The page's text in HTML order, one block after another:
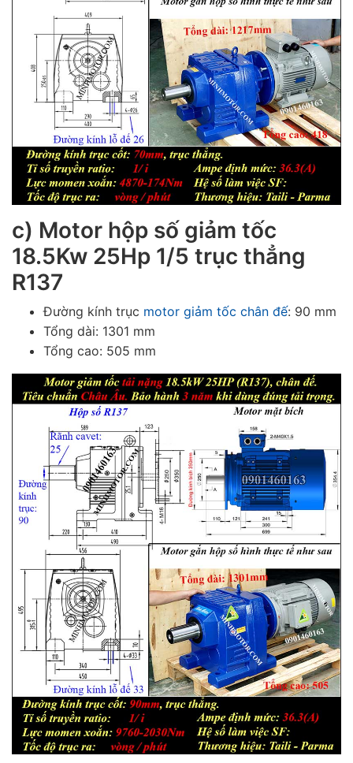
c) Motor hộp số giảm tốc
18.5Kw 25Hp 1/5 trục thẳng
R137
Đường kính trục motor giảm tốc chân đế: 90 mm
Tổng dài: 1301 mm
Tổng cao: 505 mm